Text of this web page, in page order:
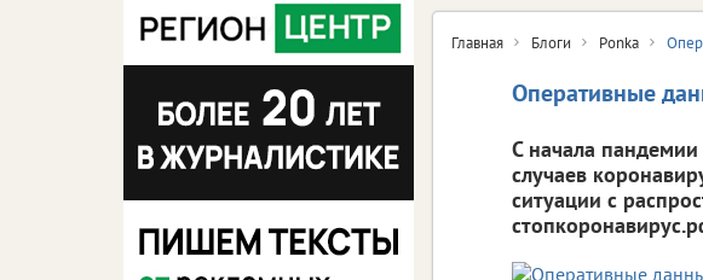
Главная Блоги Ponka
Оперативные
С начала
случаев
ситуации с